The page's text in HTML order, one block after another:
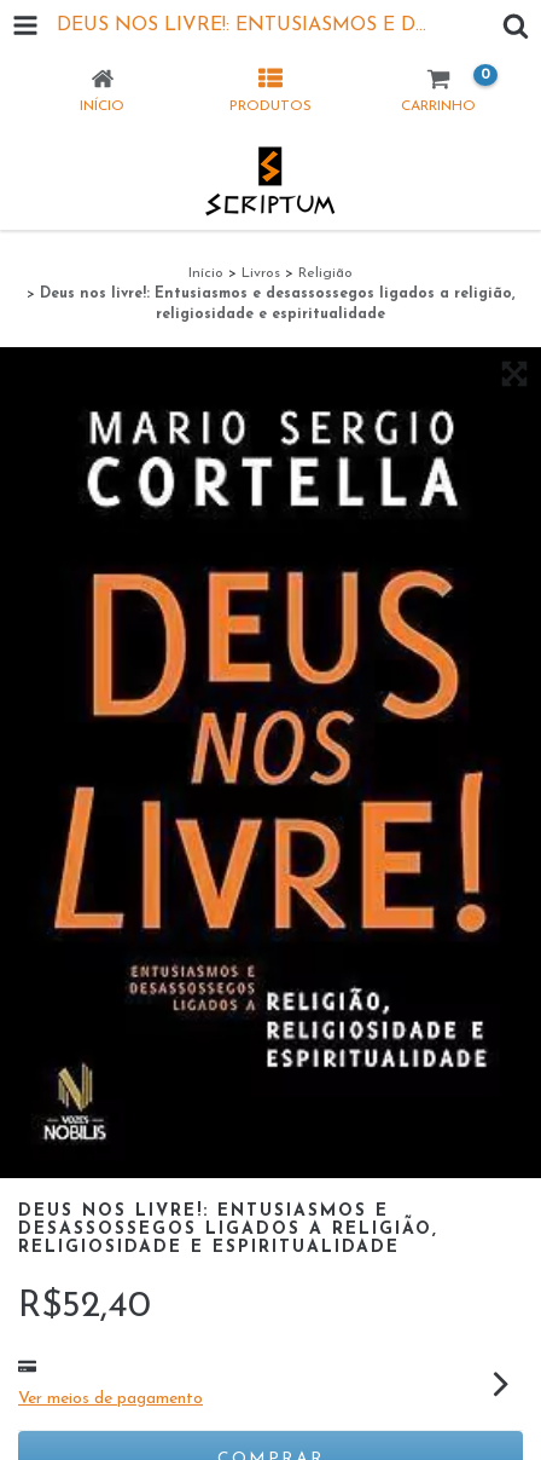
DEUS NOS LIVRE!: ENTUSIASMOS E DESASSOSSEGOS LIGADOS A RELIGIÃO, RELIGIOSIDADE E ESPIRITUALIDADE
INÍCIO PRODUTOS CARRINHO
0
Início > Livros > Religião
> Deus nos livre!: Entusiasmos e desassossegos ligados a religião,
religiosidade e espiritualidade
DEUS NOS LIVRE!: ENTUSIASMOS E
DESASSOSSEGOS LIGADOS A RELIGIÃO,
RELIGIOSIDADE E ESPIRITUALIDADE
R$52,40
Ver meios de pagamento